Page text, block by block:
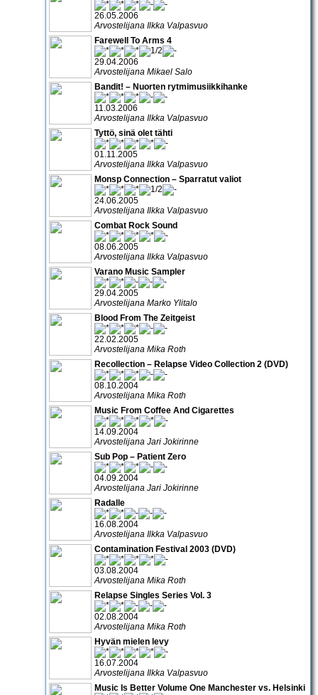
26.05.2006
Arvostelijana Ilkka Valpasvuo
Farewell To Arms 4
29.04.2006
Arvostelijana Mikael Salo
Bandit! – Nuorten rytmimusiikkihanke
11.03.2006
Arvostelijana Ilkka Valpasvuo
Tyttö, sinä olet tähti
01.11.2005
Arvostelijana Ilkka Valpasvuo
Monsp Connection – Sparratut valiot
24.06.2005
Arvostelijana Ilkka Valpasvuo
Combat Rock Sound
08.06.2005
Arvostelijana Ilkka Valpasvuo
Varano Music Sampler
29.04.2005
Arvostelijana Marko Ylitalo
Blood From The Zeitgeist
22.02.2005
Arvostelijana Mika Roth
Recollection – Relapse Video Collection 2 (DVD)
08.10.2004
Arvostelijana Mika Roth
Music From Coffee And Cigarettes
14.09.2004
Arvostelijana Jari Jokirinne
Sub Pop – Patient Zero
04.09.2004
Arvostelijana Jari Jokirinne
Radalle
16.08.2004
Arvostelijana Ilkka Valpasvuo
Contamination Festival 2003 (DVD)
03.08.2004
Arvostelijana Mika Roth
Relapse Singles Series Vol. 3
02.08.2004
Arvostelijana Mika Roth
Hyvän mielen levy
16.07.2004
Arvostelijana Ilkka Valpasvuo
Music Is Better Volume One Manchester vs. Helsinki